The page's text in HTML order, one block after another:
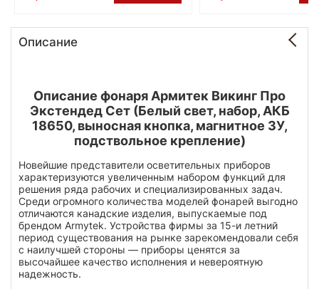
Описание
Описание фонаря Армитек Викинг Про
Экстендед Сет (Белый свет, набор, АКБ
18650, выносная кнопка, магнитное ЗУ,
подствольное крепление)
Новейшие представители осветительных приборов
характеризуются увеличенным набором функций для
решения ряда рабочих и специализированных задач.
Среди огромного количества моделей фонарей выгодно
отличаются канадские изделия, выпускаемые под
брендом Armytek. Устройства фирмы за 15-и летний
период существования на рынке зарекомендовали себя
с наилучшей стороны — приборы ценятся за
высочайшее качество исполнения и невероятную
надежность.